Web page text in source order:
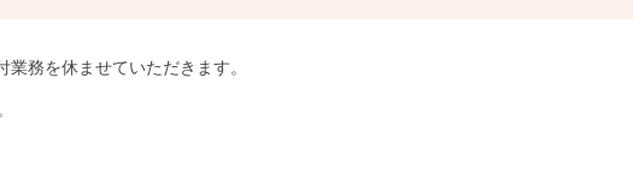
務を休ませていただきます。